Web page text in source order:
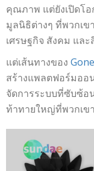
คุณภาพ แต่ยังเปิดโ
มูลนิธิต่างๆ ที่พวกเข
เศรษฐกิจ สังคม แล
แต่เส้นทางของ
สร้างแพลตฟอร์มอ
จัดการระบบที่ซับซ้อ
ท้าทายใหญ่ที่พวกเข